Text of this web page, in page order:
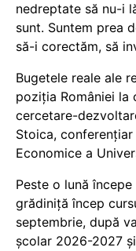
nedreptate să nu-i
sunt. Suntem prea
să-i corectăm, să
Bugetele reale ale
poziția României la
cercetare-
Stoica,
Economice a
Peste o lună
grădiniță încep
septembrie, după
școlar 2026-2027